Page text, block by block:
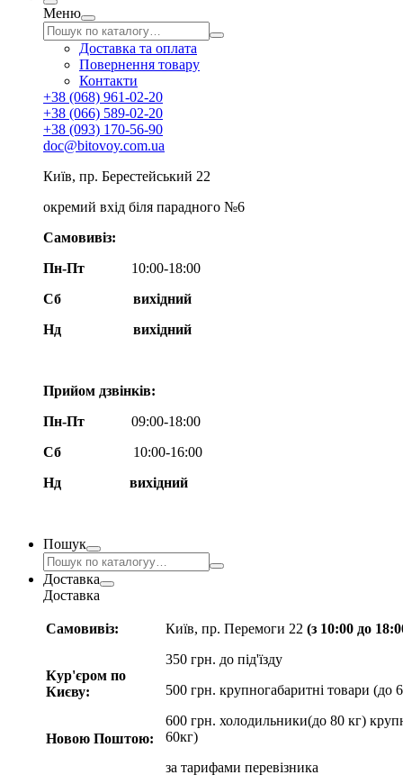
Меню
Доставка та оплата
Повернення товару
Контакти
+38 (068) 961-02-20
+38 (066) 589-02-20
+38 (093) 170-56-90
doc@bitovoy.com.ua
Київ, пр. Берестейський 22
окремий вхід біля парадного №6
Самовивіз:
Пн-Пт
10:00-18:00
Сб
вихідний
Нд
вихідний
Прийом дзвінків:
Пн-Пт
09:00-18:00
Сб
10:00-16:00
Нд вихідний
Пошук
Доставка
Доставка
Самовивіз:
Кур'єром по
Києву:
Новою Поштою:
Київ, пр. Перемоги 22 (з 10:00 до
350 грн. до під'їзду
500 грн. крупногабаритні товари (до
600 грн. холодильники(до 80 кг)
60кг)
за тарифами перевізника